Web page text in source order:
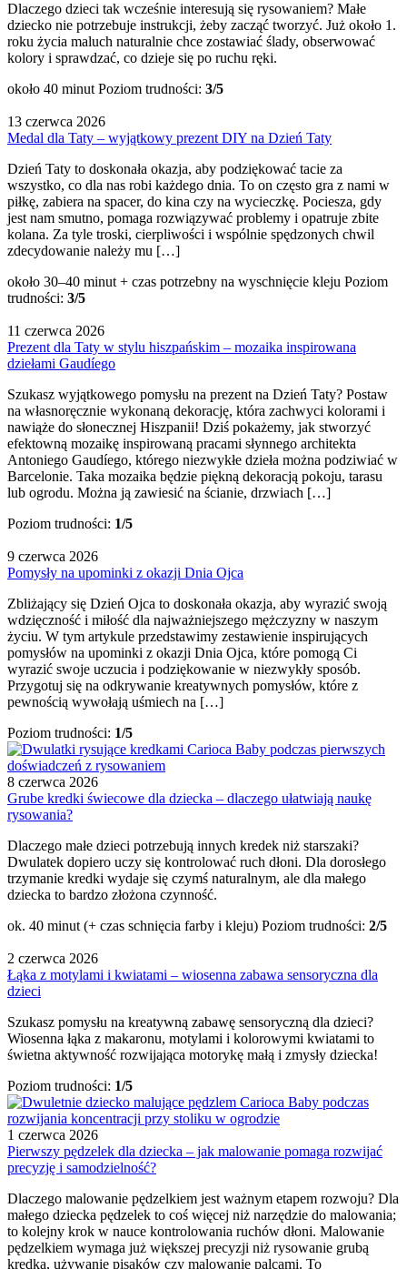
Dlaczego dzieci tak wcześnie interesują się rysowaniem? Małe
dziecko nie potrzebuje instrukcji, żeby zacząć tworzyć. Już około 1.
roku życia maluch naturalnie chce zostawiać ślady, obserwować
kolory i sprawdzać, co dzieje się po ruchu ręki.
około 40 minut Poziom trudności: 3/5
13 czerwca 2026
Medal dla Taty – wyjątkowy prezent DIY na Dzień Taty
Dzień Taty to doskonała okazja, aby podziękować tacie za
wszystko, co dla nas robi każdego dnia. To on często gra z nami w
piłkę, zabiera na spacer, do kina czy na wycieczkę. Pociesza, gdy
jest nam smutno, pomaga rozwiązywać problemy i opatruje zbite
kolana. Za tyle troski, cierpliwości i wspólnie spędzonych chwil
zdecydowanie należy mu […]
około 30–40 minut + czas potrzebny na wyschnięcie kleju Poziom
trudności: 3/5
11 czerwca 2026
Prezent dla Taty w stylu hiszpańskim – mozaika inspirowana
dziełami Gaudíego
Szukasz wyjątkowego pomysłu na prezent na Dzień Taty? Postaw
na własnoręcznie wykonaną dekorację, która zachwyci kolorami i
nawiąże do słonecznej Hiszpanii! Dziś pokażemy, jak stworzyć
efektowną mozaikę inspirowaną pracami słynnego architekta
Antoniego Gaudíego, którego niezwykłe dzieła można podziwiać w
Barcelonie. Taka mozaika będzie piękną dekoracją pokoju, tarasu
lub ogrodu. Można ją zawiesić na ścianie, drzwiach […]
Poziom trudności: 1/5
9 czerwca 2026
Pomysły na upominki z okazji Dnia Ojca
Zbliżający się Dzień Ojca to doskonała okazja, aby wyrazić swoją
wdzięczność i miłość dla najważniejszego mężczyzny w naszym
życiu. W tym artykule przedstawimy zestawienie inspirujących
pomysłów na upominki z okazji Dnia Ojca, które pomogą Ci
wyrazić swoje uczucia i podziękowanie w niezwykły sposób.
Przygotuj się na odkrywanie kreatywnych pomysłów, które z
pewnością wywołają uśmiech na […]
Poziom trudności: 1/5
8 czerwca 2026
Grube kredki świecowe dla dziecka – dlaczego ułatwiają naukę
rysowania?
Dlaczego małe dzieci potrzebują innych kredek niż starszaki?
Dwulatek dopiero uczy się kontrolować ruch dłoni. Dla dorosłego
trzymanie kredki wydaje się czymś naturalnym, ale dla małego
dziecka to bardzo złożona czynność.
ok. 40 minut (+ czas schnięcia farby i kleju) Poziom trudności: 2/5
2 czerwca 2026
Łąka z motylami i kwiatami – wiosenna zabawa sensoryczna dla
dzieci
Szukasz pomysłu na kreatywną zabawę sensoryczną dla dzieci?
Wiosenna łąka z makaronu, motylami i kolorowymi kwiatami to
świetna aktywność rozwijająca motorykę małą i zmysły dziecka!
Poziom trudności: 1/5
1 czerwca 2026
Pierwszy pędzelek dla dziecka – jak malowanie pomaga rozwijać
precyzję i samodzielność?
Dlaczego malowanie pędzelkiem jest ważnym etapem rozwoju? Dla
małego dziecka pędzelek to coś więcej niż narzędzie do malowania;
to kolejny krok w nauce kontrolowania ruchów dłoni. Malowanie
pędzelkiem wymaga już większej precyzji niż rysowanie grubą
kredką, używanie pisaków czy malowanie palcami. To